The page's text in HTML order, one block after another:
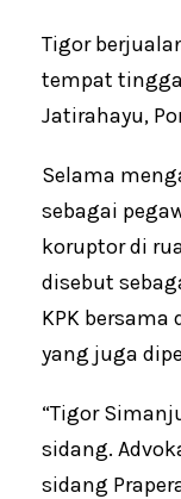
Tigor
tempat
Jatirahayu,
Selama
sebagai
koruptor di
disebut
KPK bersama
yang juga
“Tigor
sidang.
sidang